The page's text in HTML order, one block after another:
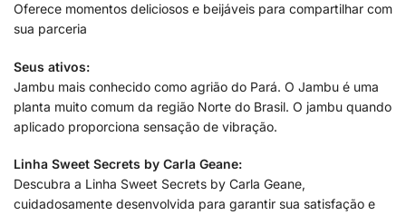
Oferece momentos deliciosos e beijáveis para compartilhar com
sua parceria
Seus ativos:
Jambu mais conhecido como agrião do Pará. O Jambu é uma
planta muito comum da região Norte do Brasil. O jambu quando
aplicado proporciona sensação de vibração.
Linha Sweet Secrets by Carla Geane:
Descubra a Linha Sweet Secrets by Carla Geane,
cuidadosamente desenvolvida para garantir sua satisfação e